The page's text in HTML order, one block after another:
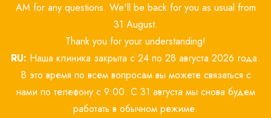
AM for any questions. We'll be back for you as usual from
31 August.
Thank you for your understanding!
RU: Наша клиника закрыта с 24 по 28 августа 2026 года.
В это время по всем вопросам вы можете связаться с
нами по телефону с 9:00. С 31 августа мы снова будем
работать в обычном режиме.